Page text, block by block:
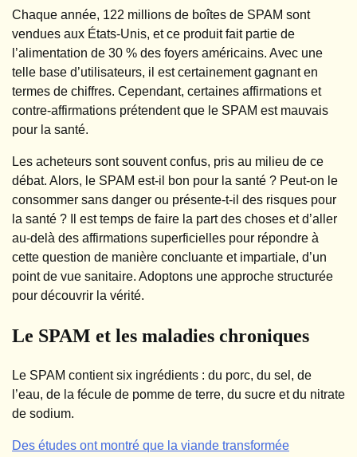
Chaque année, 122 millions de boîtes de SPAM sont
vendues aux États-Unis, et ce produit fait partie de
l’alimentation de 30 % des foyers américains. Avec une
telle base d’utilisateurs, il est certainement gagnant en
termes de chiffres. Cependant, certaines affirmations et
contre-affirmations prétendent que le SPAM est mauvais
pour la santé.
Les acheteurs sont souvent confus, pris au milieu de ce
débat. Alors, le SPAM est-il bon pour la santé ? Peut-on le
consommer sans danger ou présente-t-il des risques pour
la santé ? Il est temps de faire la part des choses et d’aller
au-delà des affirmations superficielles pour répondre à
cette question de manière concluante et impartiale, d’un
point de vue sanitaire. Adoptons une approche structurée
pour découvrir la vérité.
Le SPAM et les maladies chroniques
Le SPAM contient six ingrédients : du porc, du sel, de
l’eau, de la fécule de pomme de terre, du sucre et du nitrate
de sodium.
Des études ont montré que la viande transformée